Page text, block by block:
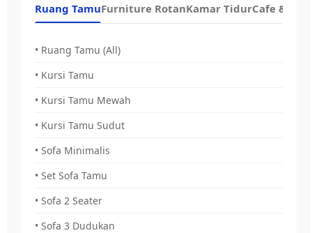
Ruang TamuFurniture RotanKamar TidurCafe &
• Ruang Tamu (All)
• Kursi Tamu
• Kursi Tamu Mewah
• Kursi Tamu Sudut
• Sofa Minimalis
• Set Sofa Tamu
• Sofa 2 Seater
• Sofa 3 Dudukan